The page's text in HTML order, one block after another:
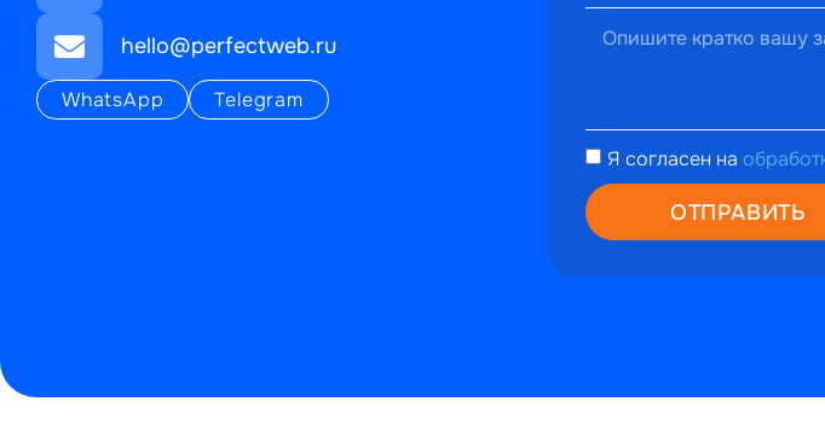
hello@perfectweb.ru
WhatsApp Telegram
Я согласен на
ОТПРАВИТЬ